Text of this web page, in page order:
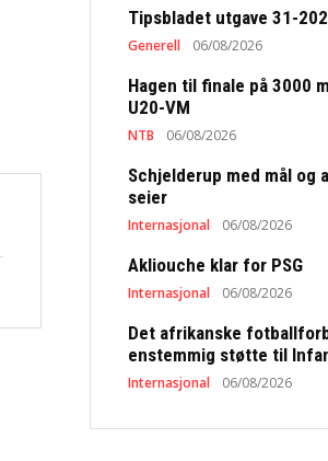
Tipsbladet utgave 31-
Generell 06/08/2026
Hagen til finale på 3000
U20-VM
NTB 06/08/2026
Schjelderup med mål og
seier
Internasjonal 06/08/2026
Akliouche klar for PSG
Internasjonal 06/08/2026
Det afrikanske
enstemmig støtte til
Internasjonal 06/08/2026